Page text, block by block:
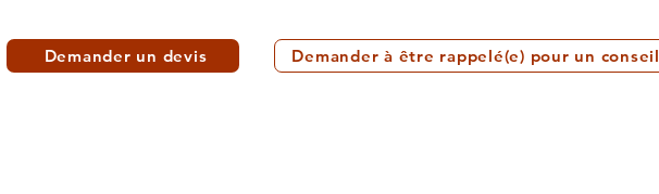
Demander un devis Demander à être rappelé(e) pour un conseil